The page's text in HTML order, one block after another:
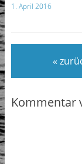
1. April 2016
«
Kommentar